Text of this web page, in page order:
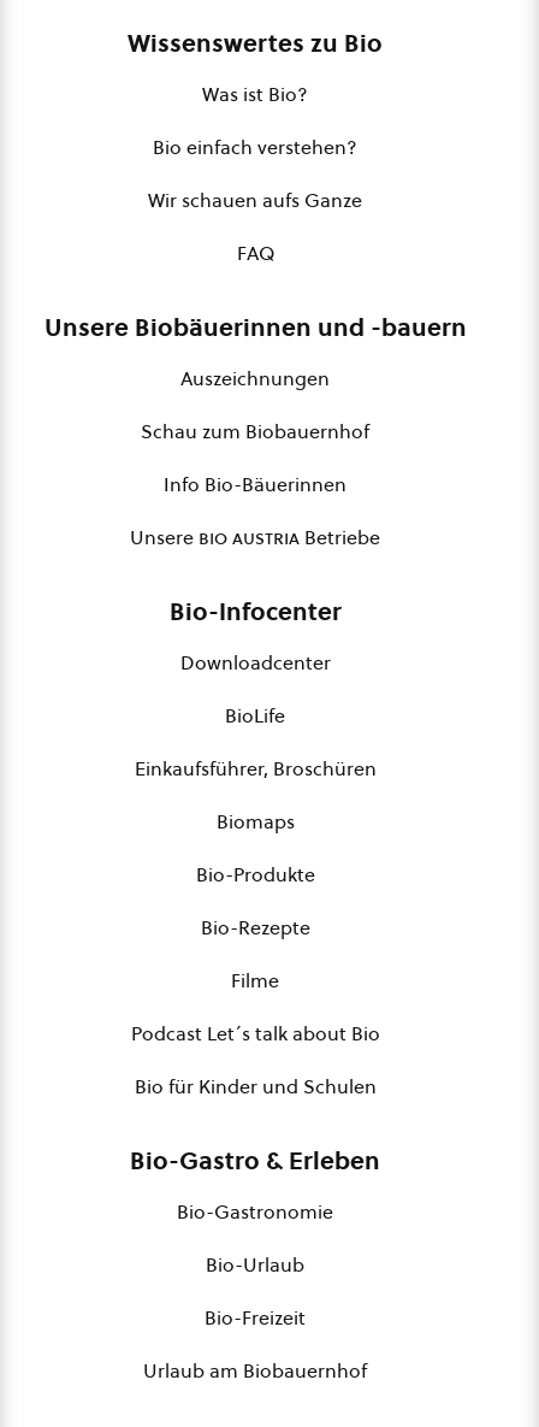
Wissenswertes zu Bio
Was ist Bio?
Bio einfach verstehen?
Wir schauen aufs Ganze
FAQ
Unsere Biobäuerinnen und -bauern
Auszeichnungen
Schau zum Biobauernhof
Info Bio-Bäuerinnen
Unsere bio austria Betriebe
Bio-Infocenter
Downloadcenter
BioLife
Einkaufsführer, Broschüren
Biomaps
Bio-Produkte
Bio-Rezepte
Filme
Podcast Let´s talk about Bio
Bio für Kinder und Schulen
Bio-Gastro & Erleben
Bio-Gastronomie
Bio-Urlaub
Bio-Freizeit
Urlaub am Biobauernhof